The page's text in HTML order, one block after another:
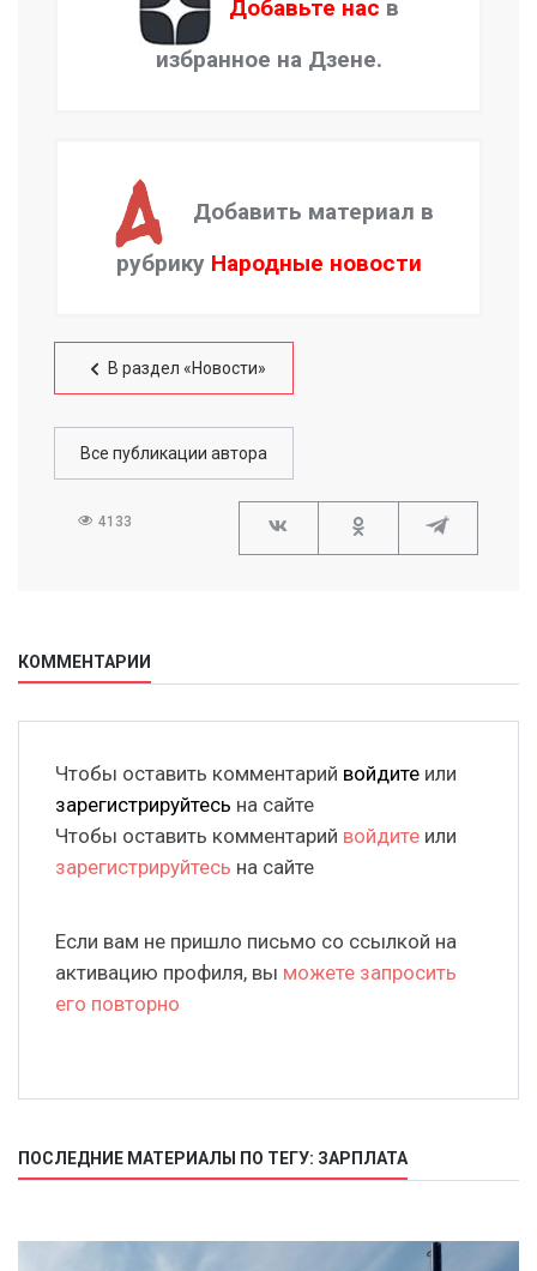
Добавьте нас в
избранное на Дзене.
Добавить материал в
рубрику Народные новости
В раздел «Новости»
Все публикации автора
4133
КОММЕНТАРИИ
Чтобы оставить комментарий войдите или
зарегистрируйтесь на сайте
Чтобы оставить комментарий войдите или
зарегистрируйтесь на сайте
Если вам не пришло письмо со ссылкой на
активацию профиля, вы можете запросить
его повторно
ПОСЛЕДНИЕ МАТЕРИАЛЫ ПО ТЕГУ: ЗАРПЛАТА